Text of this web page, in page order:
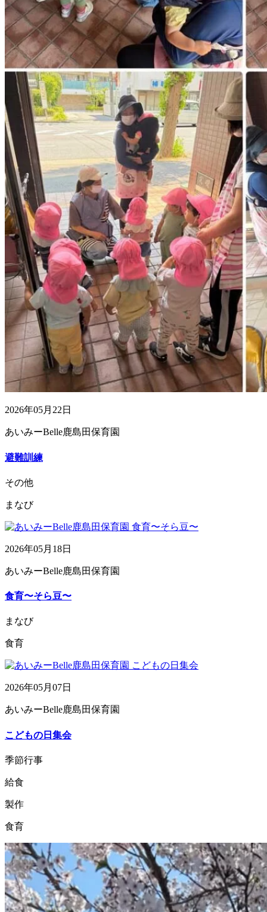
2026年05月22日
あいみーBelle鹿島田保育園
避難訓練
その他
まなび
2026年05月18日
あいみーBelle鹿島田保育園
食育〜そら豆〜
まなび
食育
2026年05月07日
あいみーBelle鹿島田保育園
こどもの日集会
季節行事
給食
製作
食育